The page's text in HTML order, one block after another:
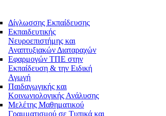
Δίγλωσσης Εκπαίδευσης
Εκπαιδευτικής
Νευροεπιστήμης και
Αναπτυξιακών Διαταραχών
Εφαρμογών ΤΠΕ στην
Εκπαίδευση & την Ειδική
Αγωγή
Παιδαγωγικής και
Κοινωνιολογικής Ανάλυσης
Μελέτης Μαθηματικού
Γραμματισμού σε Τυπικά και